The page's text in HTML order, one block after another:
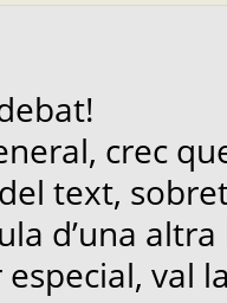
crec
text,
d’una
val